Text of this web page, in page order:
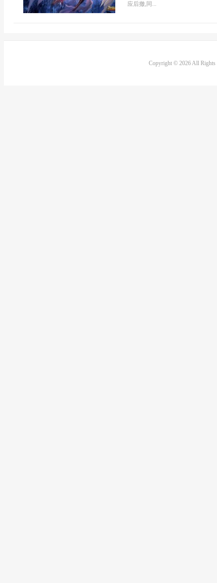
应后撤,同...
Copyright © 2026 All